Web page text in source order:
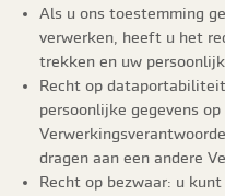
Als u ons toestemming
verwerken, heeft u het
trekken en uw
Recht op
persoonlijke gegevens
dragen aan een andere
Recht op bezwaar: u